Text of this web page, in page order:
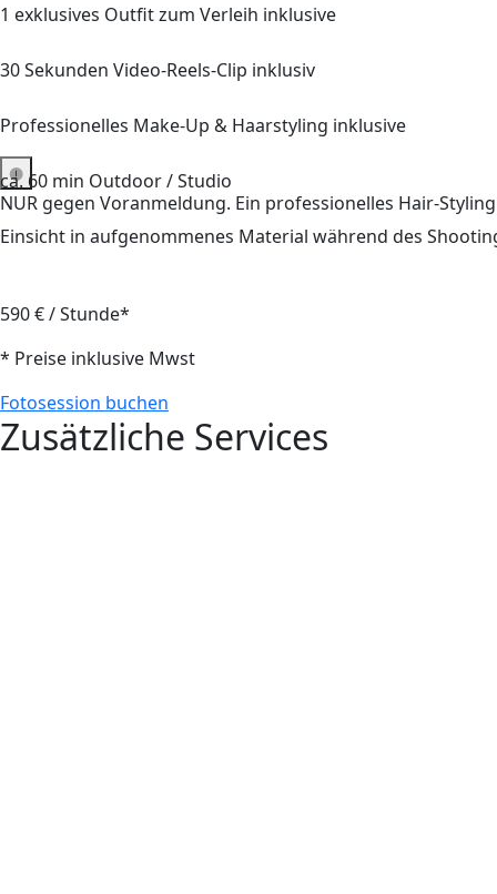
1 exklusives Outfit zum Verleih inklusive
30 Sekunden Video-Reels-Clip inklusiv
Professionelles Make-Up & Haarstyling inklusive
NUR gegen Voranmeldung. Ein professionelles Hair-
ca. 60 min Outdoor / Studio
Einsicht in aufgenommenes Material während des
590 € / Stunde*
* Preise inklusive Mwst
Fotosession buchen
Zusätzliche Services